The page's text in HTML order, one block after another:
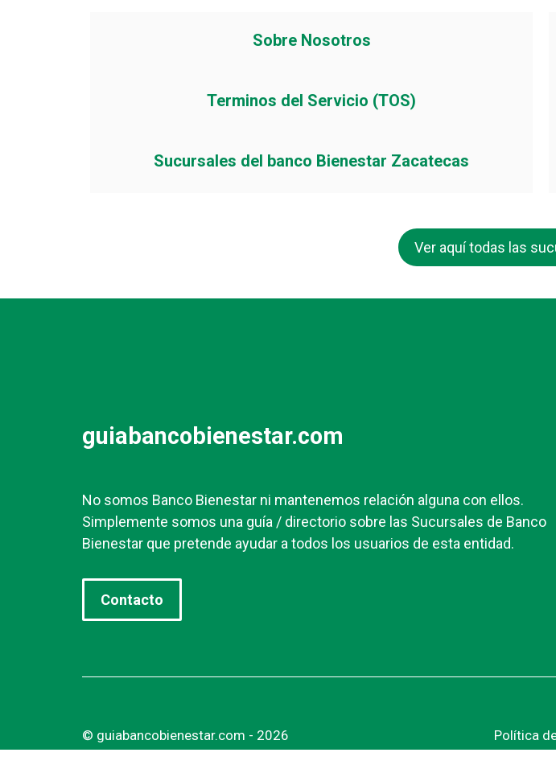
Sobre Nosotros
Terminos del Servicio (TOS)
Sucursales del banco Bienestar Zacatecas
Ver aquí todas las
guiabancobienestar.com
No somos Banco Bienestar ni mantenemos relación alguna con ellos.
Simplemente somos una guía / directorio sobre las Sucursales de Banco
Bienestar que pretende ayudar a todos los usuarios de esta entidad.
Contacto
© guiabancobienestar.com - 2026 Política